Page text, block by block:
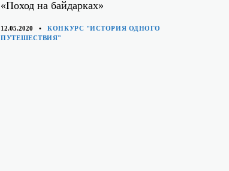
«Поход на байдарках»
12.05.2020 КАТЕГОРИИ
КОНКУРС "ИСТОРИЯ ОДНОГО
ПУТЕШЕСТВИЯ"